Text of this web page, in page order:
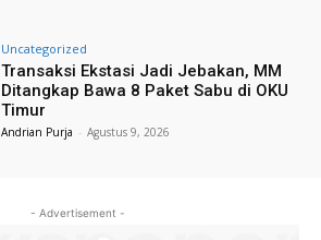
Uncategorized
Transaksi Ekstasi Jadi Jebakan, MM
Ditangkap Bawa 8 Paket Sabu di OKU
Timur
Andrian Purja - Agustus 9, 2026
- Advertisement -